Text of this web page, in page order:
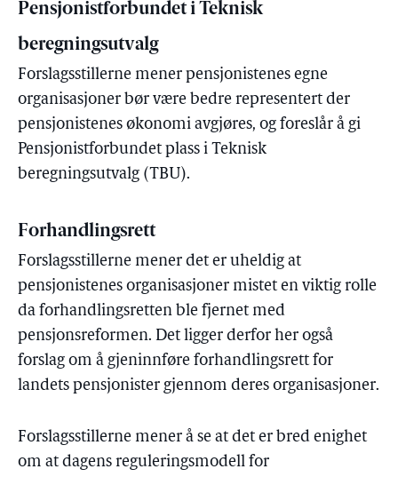
Pensjonistforbundet i Teknisk
beregningsutvalg
Forslagsstillerne mener pensjonistenes egne
organisasjoner bør være bedre representert der
pensjonistenes økonomi avgjøres, og foreslår å gi
Pensjonistforbundet plass i Teknisk
beregningsutvalg (TBU).
Forhandlingsrett
Forslagsstillerne mener det er uheldig at
pensjonistenes organisasjoner mistet en viktig rolle
da forhandlingsretten ble fjernet med
pensjonsreformen. Det ligger derfor her også
forslag om å gjeninnføre forhandlingsrett for
landets pensjonister gjennom deres organisasjoner.
Forslagsstillerne mener å se at det er bred enighet
om at dagens reguleringsmodell for